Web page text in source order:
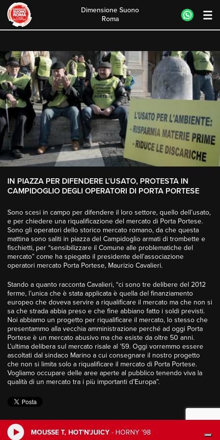
MOUSSE T, HOT'N'JUICY - HORNY '98
content
Dimensione Suono
Roma
IN PIAZZA PER DIFENDERE L’USATO, PROTESTA IN
CAMPIDOGLIO DEGLI OPERATORI DI PORTA PORTESE
Sono scesi in campo per difendere il loro settore, quello dell’usato,
e per chiedere una riqualificazione del mercato di Porta Portese.
Sono gli operatori dello storico mercato romano, da che questa
mattina sono saliti in piazza del Campidoglio armati di trombette e
fischietti, per “sensibilizzare il Comune alle problematiche del
mercato” come ha spiegato il presidente dell’associazione
operatori mercato Porta Portese, Maurizio Cavalieri.
Stando a quanto racconta Cavalieri, “ci sono tre delibere del 2012
ferme, l’unica che è stata applicata è quella del finanziamento
europeo che doveva servire a riqualificare il mercato ma che non si
sa che strada abbia preso e che fine abbiano fatto i soldi previsti.
Noi abbiamo un progetto per riqualificare il mercato, lo stesso che
presentammo alla vecchia amministrazione perché ad oggi Porta
Portese è un mercato abusivo ma che esiste da oltre 50 anni.
L’ultima delibera sul mercato risale al ’59. Oggi vorremmo essere
ascoltati dal sindaco Marino a cui consegnare il nostro progetto
che non si limita solo a riqualificare il mercato di Porta Portese.
Vogliamo occupare delle aree aperte al pubblico tenendo viva la
qualità di un mercato tra i più importanti d’Europa”.